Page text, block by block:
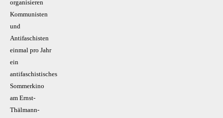
organisieren
Kommunisten
und
Antifaschisten
einmal pro Jahr
ein
antifaschistisches
Sommerkino
am Ernst-
Thälmann-